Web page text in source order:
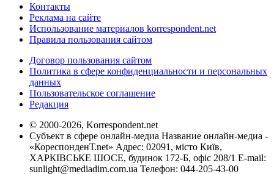
Контакты
Реклама на сайте
Использование материалов korrespondent.net
Правила пользования сайтом
Договор пользования сайтом
Политика в сфере конфиденциальности и персональных
данных
Пользовательское соглашение
Редакция
© 2000-2026, Korrespondent.net
Субъект в сфере онлайн-медиа Название онлайн-медиа -
«КореспонденТ.net» Адрес: 02091, місто Київ,
ХАРКІВСЬКЕ ШОСЕ, будинок 172-Б, офіс 208/1 E-mail:
sunlight@mediadim.com.ua Телефон: 044-205-43-00